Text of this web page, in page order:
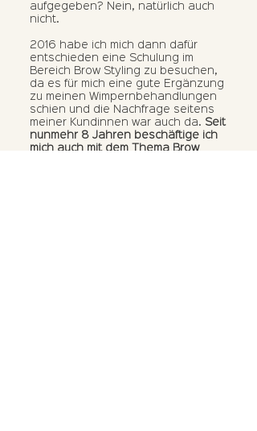
aufgegeben? Nein, natürlich auch
nicht.
2016 habe ich mich dann dafür
entschieden eine Schulung im
Bereich Brow Styling zu besuchen,
da es für mich eine gute Ergänzung
zu meinen Wimpernbehandlungen
schien und die Nachfrage seitens
meiner Kundinnen war auch da. Seit
nunmehr 8 Jahren beschäftige ich
mich auch mit dem Thema Brow